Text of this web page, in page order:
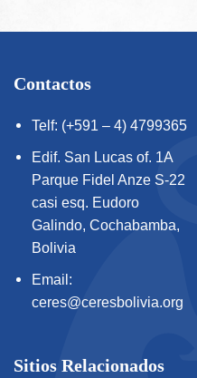
Contactos
Telf: (+591 – 4) 4799365
Edif. San Lucas of. 1A
Parque Fidel Anze S-22
casi esq. Eudoro
Galindo, Cochabamba,
Bolivia
Email:
ceres@ceresbolivia.org
Sitios Relacionados